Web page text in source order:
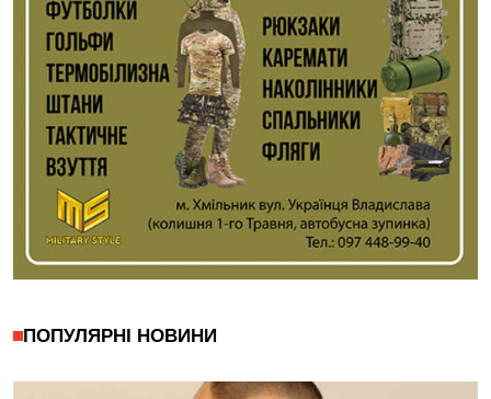
ПОПУЛЯРНІ НОВИНИ